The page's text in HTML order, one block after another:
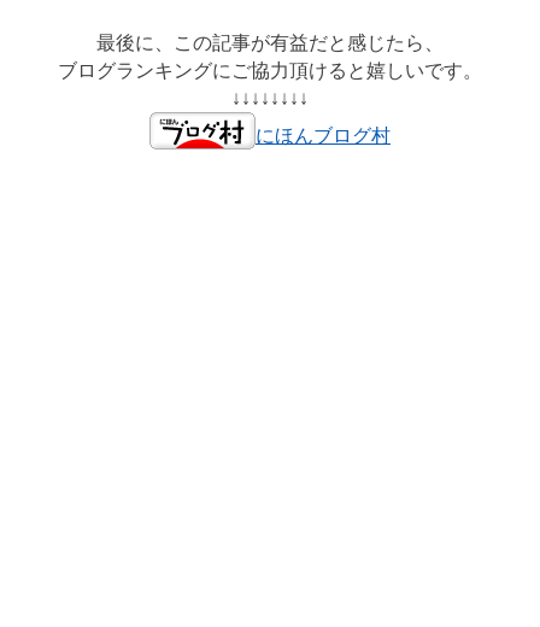
最後に、この記事が有益だと感じたら、
ブログランキングにご協力頂けると嬉しいです。
↓↓↓↓↓↓↓↓
にほんブログ村